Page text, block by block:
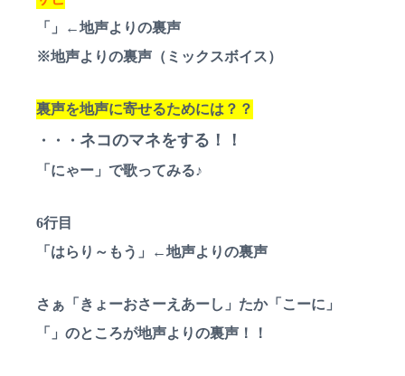
「」←地声よりの裏声
※地声よりの裏声（ミックスボイス）
裏声を地声に寄せるためには？？
・・・ ネコのマネをする！！
「にゃー」で歌ってみる♪
6行目
「はらり～もう」←地声よりの裏声
さぁ「きょーおさーえあーし」たか「こーに」
「」のところが地声よりの裏声！！